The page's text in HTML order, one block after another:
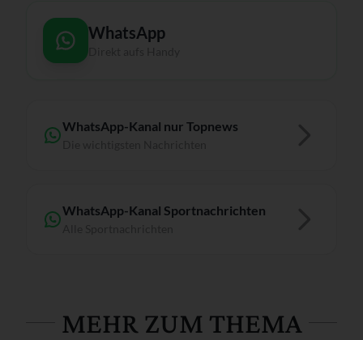
WhatsApp
WhatsApp-Kanal nur Topnews
WhatsApp-Kanal Sportnachrichten
MEHR ZUM THEMA